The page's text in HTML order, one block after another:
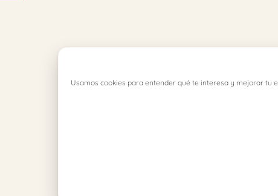
Usamos cookies para entender qué te interesa y mejorar tu